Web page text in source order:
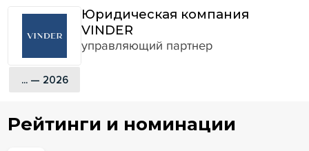
... — 2026
Юридическая компания
VINDER
управляющий партнер
Рейтинги и номинации